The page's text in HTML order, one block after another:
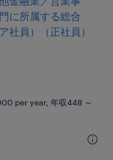
に所属する総合
社員）（正社員）
per year, 年収448 ～